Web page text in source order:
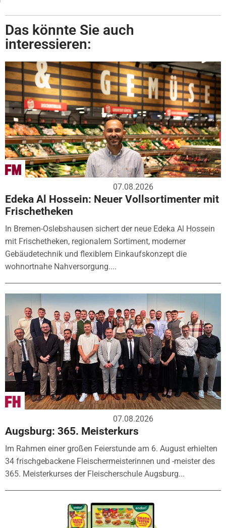
Das könnte Sie auch
interessieren:
07.08.2026
Edeka Al Hossein: Neuer Vollsortimenter mit
Frischetheken
In Bremen-Oslebshausen sichert der neue Edeka Al Hossein
mit Frischetheken, regionalem Sortiment, moderner
Gebäudetechnik und flexiblem Einkaufskonzept die
wohnortnahe Nahversorgung....
07.08.2026
Augsburg: 365. Meisterkurs
Im Rahmen einer großen Feierstunde am 6. August erhielten
34 frischgebackene Fleischermeisterinnen und -meister des
365. Meisterkurses der Fleischerschule Augsburg...